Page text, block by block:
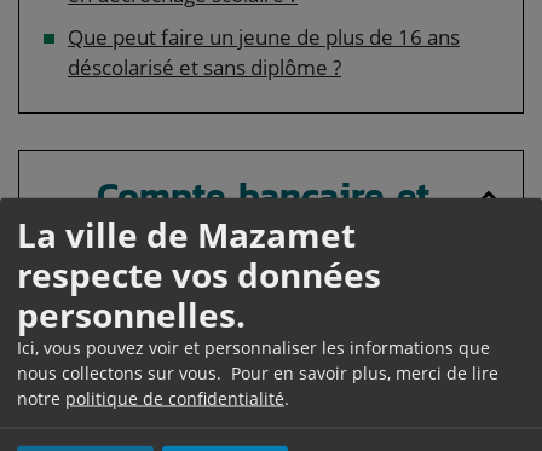
La ville de Mazamet
respecte vos données
personnelles.
Ici, vous pouvez voir et personnaliser les informations que
nous collectons sur vous. Pour en savoir plus, merci de lire
notre politique de confidentialité.
Que peut faire un jeune de plus de 16 ans
déscolarisé et sans diplôme ?
Compte bancaire et
moyens de paiement
Une banque doit-elle faire connaître ses tarifs
à ses clients ?
Peut-on récupérer une carte bancaire avalée
par un distributeur de billets ?